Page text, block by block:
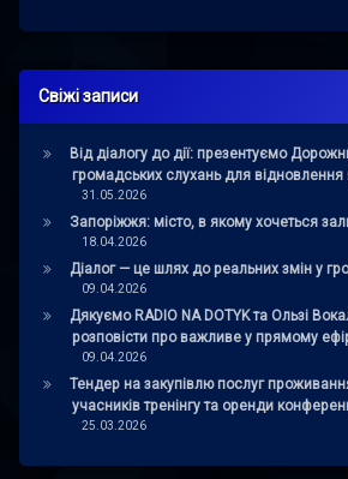
Свіжі записи
Від діалогу до дії: презентуємо
громадських слухань для
31.05.2026
Запоріжжя: місто, в якому хочеться
18.04.2026
Діалог — це шлях до реальних змін у
09.04.2026
Дякуємо RADIO NA DOTYK та Ользі
розповісти про важливе у прямому
09.04.2026
Тендер на закупівлю послуг
учасників тренінгу та оренди
25.03.2026